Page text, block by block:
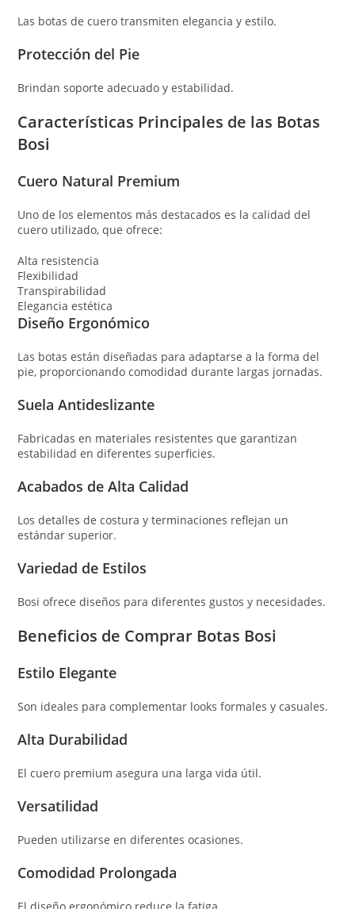
Las botas de cuero transmiten elegancia y estilo.
Protección del Pie
Brindan soporte adecuado y estabilidad.
Características Principales de las Botas
Bosi
Cuero Natural Premium
Uno de los elementos más destacados es la calidad del
cuero utilizado, que ofrece:
Alta resistencia
Flexibilidad
Transpirabilidad
Elegancia estética
Diseño Ergonómico
Las botas están diseñadas para adaptarse a la forma del
pie, proporcionando comodidad durante largas jornadas.
Suela Antideslizante
Fabricadas en materiales resistentes que garantizan
estabilidad en diferentes superficies.
Acabados de Alta Calidad
Los detalles de costura y terminaciones reflejan un
estándar superior.
Variedad de Estilos
Bosi ofrece diseños para diferentes gustos y necesidades.
Beneficios de Comprar Botas Bosi
Estilo Elegante
Son ideales para complementar looks formales y casuales.
Alta Durabilidad
El cuero premium asegura una larga vida útil.
Versatilidad
Pueden utilizarse en diferentes ocasiones.
Comodidad Prolongada
El diseño ergonómico reduce la fatiga.